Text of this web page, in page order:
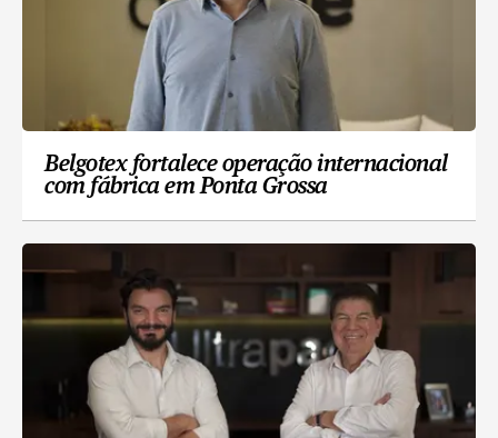
Belgotex fortalece operação internacional
com fábrica em Ponta Grossa